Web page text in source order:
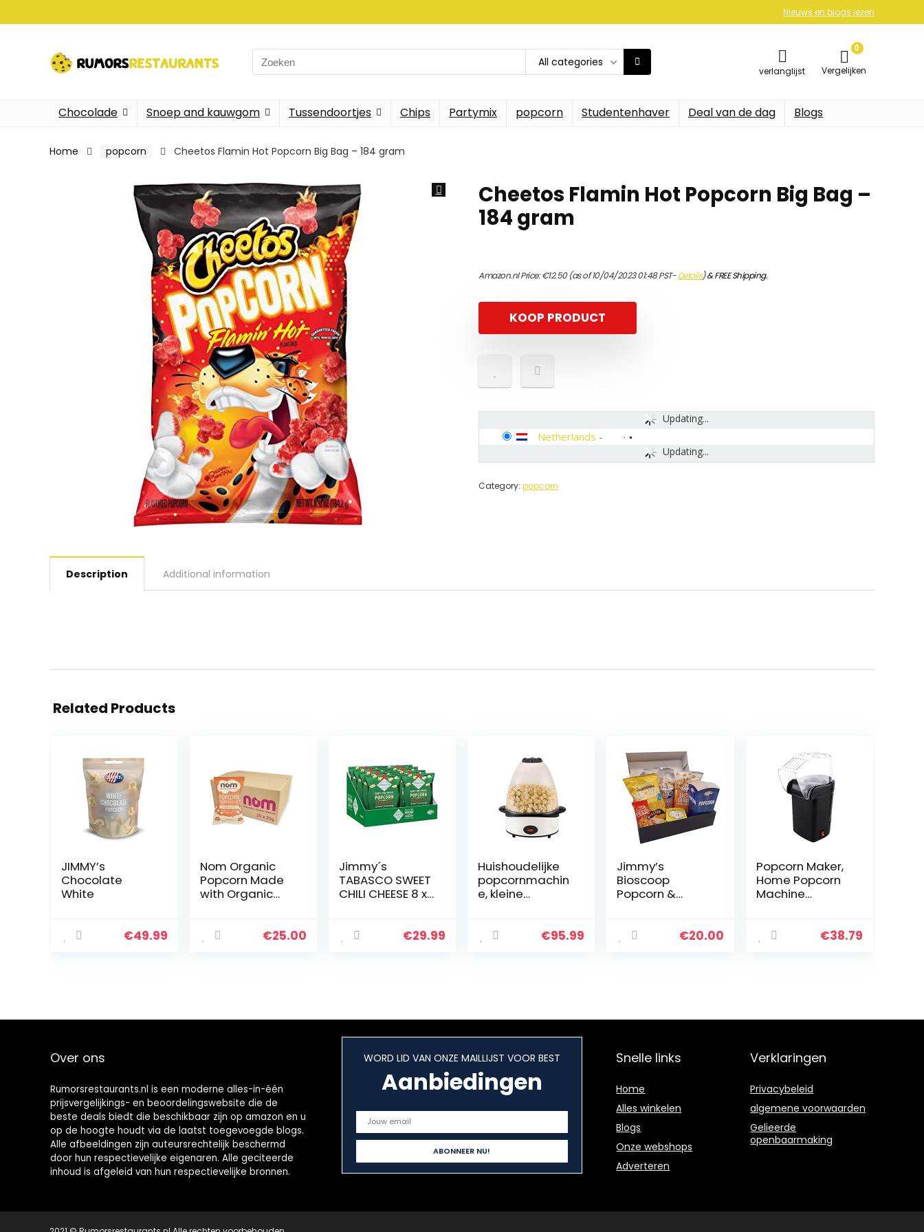
Nieuws en blogs lezen
Search
for:
All categories
verlanglijst
0
Vergelijken
Chocolade Snoep and kauwgom Tussendoortjes Chips Partymix popcorn Studentenhaver Deal van de dag Blogs
Home popcorn Cheetos Flamin Hot Popcorn Big Bag – 184 gram
Cheetos Flamin Hot Popcorn Big Bag –
184 gram
Amazon.nl Price:€12.50(as of 10/04/2023 01:48 PST-Details)&FREE Shipping.
KOOP PRODUCT
Updating...
Updating...
Netherlands -
Category: popcorn
Description Additional information
Related Products
JIMMY’s
Chocolate
White
€49.99
Nom Organic
Popcorn Made
with Organic
Popcorn, Pack of
€25.00
Jimmy´s
TABASCO SWEET
CHILI CHEESE 8 x
€29.99
Huishoudelijke
popcornmachin
e, kleine
e, eenvoudig en
€95.99
Jimmy’s
Bioscoop
Popcorn &
€20.00
Popcorn Maker,
Home Popcorn
Machine
heteluchtpopcor
€38.79
Over ons
Rumorsrestaurants.nl is een moderne alles-in-één
prijsvergelijkings- en beoordelingswebsite die de
beste deals biedt die beschikbaar zijn op amazon en u
op de hoogte houdt via de laatst toegevoegde blogs.
Alle afbeeldingen zijn auteursrechtelijk beschermd
door hun respectievelijke eigenaren. Alle geciteerde
inhoud is afgeleid van hun respectievelijke bronnen.
WORD LID VAN ONZE MAILLIJST VOOR BEST
Aanbiedingen
Snelle links
Home
Alles winkelen
Blogs
Onze webshops
Adverteren
Verklaringen
Privacybeleid
algemene voorwaarden
Gelieerde
openbaarmaking